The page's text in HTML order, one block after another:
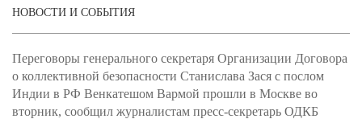
НОВОСТИ И СОБЫТИЯ
Переговоры генерального секретаря Организации Договора
о коллективной безопасности Станислава Зася с послом
Индии в РФ Венкатешом Вармой прошли в Москве во
вторник, сообщил журналистам пресс-секретарь ОДКБ